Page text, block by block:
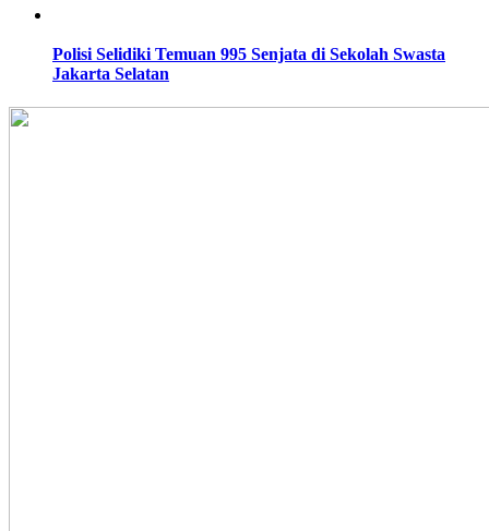
Polisi Selidiki Temuan 995 Senjata di Sekolah Swasta
Jakarta Selatan